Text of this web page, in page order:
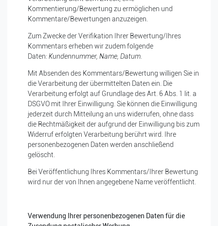
Kommentierung/Bewertung zu ermöglichen und
Kommentare/Bewertungen anzuzeigen.
Zum Zwecke der Verifikation Ihrer Bewertung/Ihres
Kommentars erheben wir zudem folgende
Daten: Kundennummer, Name , Datum
Mit Absenden des Kommentars/Bewertung willigen Sie in
die Verarbeitung der übermittelten Daten ein. Die
Verarbeitung erfolgt auf Grundlage des Art. 6 Abs. 1 lit. a
DSGVO mit Ihrer Einwilligung. Sie können die Einwilligung
jederzeit durch Mitteilung an uns widerrufen, ohne dass
die Rechtmäßigkeit der aufgrund der Einwilligung bis zum
Widerruf erfolgten Verarbeitung berührt wird. Ihre
personenbezogenen Daten werden anschließend
gelöscht.
Bei Veröffentlichung Ihres Kommentars/Ihrer Bewertung
wird nur der von Ihnen angegebene Nameveröffentlicht.
Verwendung Ihrer personenbezogenen Daten für die